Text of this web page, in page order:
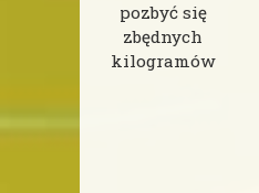
pozbyć się
zbędnych
kilogramów